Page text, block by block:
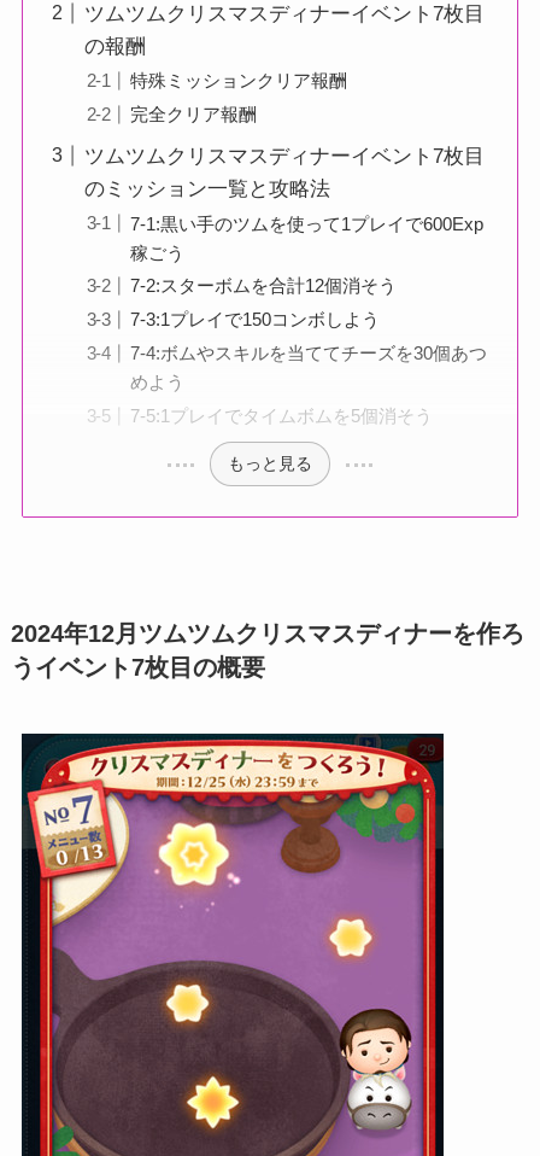
ツムツムクリスマスディナーイベント7枚目
の報酬
特殊ミッションクリア報酬
完全クリア報酬
ツムツムクリスマスディナーイベント7枚目
のミッション一覧と攻略法
7-1:黒い手のツムを使って1プレイで600Exp
稼ごう
7-2:スターボムを合計12個消そう
7-3:1プレイで150コンボしよう
7-4:ボムやスキルを当ててチーズを30個あつ
めよう
7-5:1プレイでタイムボムを5個消そう
もっと見る
2024年12月ツムツムクリスマスディナーを作ろ
うイベント7枚目の概要